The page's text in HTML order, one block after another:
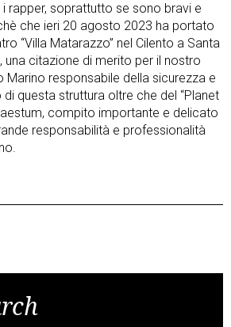
i rapper, soprattutto se sono bravi e
che ieri 20 agosto 2023 ha portato
“Villa Matarazzo” nel Cilento a Santa
una citazione di merito per il nostro
Marino responsabile della sicurezza e
questa struttura oltre che del “Planet
compito importante e delicato
responsabilità e professionalità